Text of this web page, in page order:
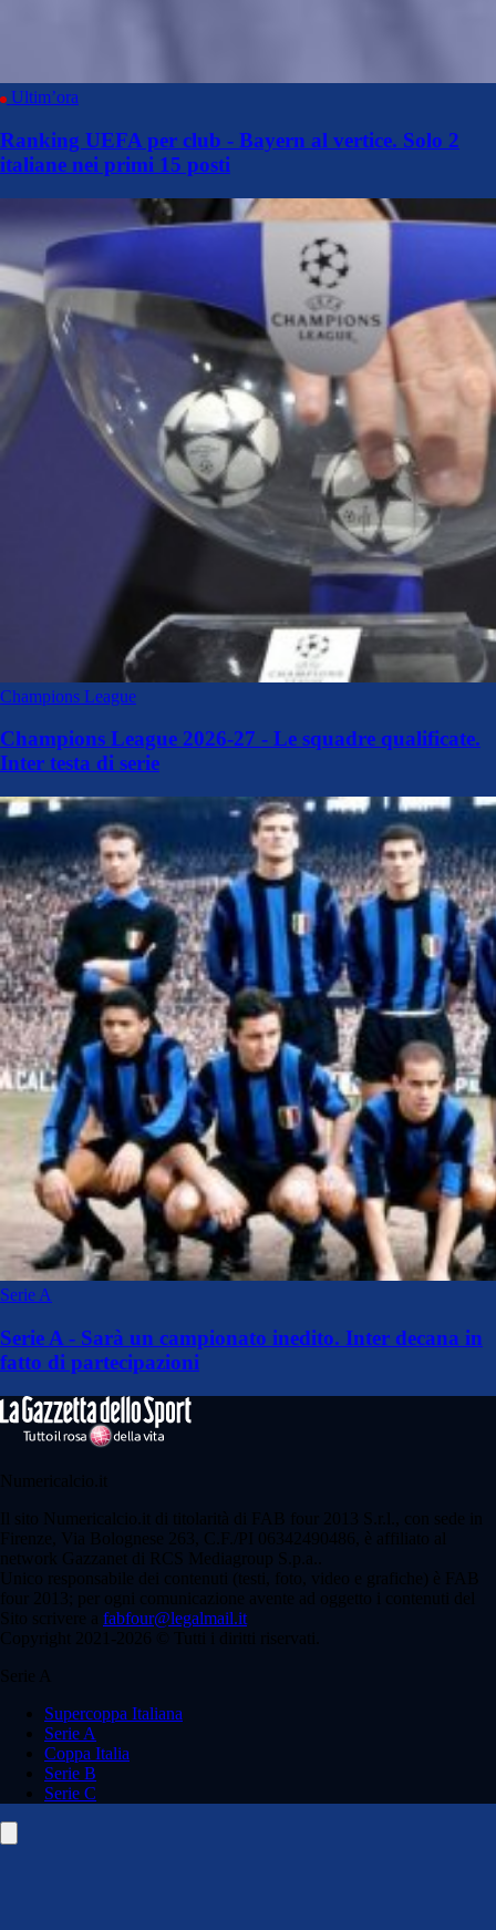
Ultim’ora
Ranking UEFA per club - Bayern al vertice. Solo 2
italiane nei primi 15 posti
Champions League
Champions League 2026-27 - Le squadre qualificate.
Inter testa di serie
Serie A
Serie A - Sarà un campionato inedito. Inter decana in
fatto di partecipazioni
Numericalcio.it
Il sito Numericalcio.it di titolarità di FAB four 2013 S.r.l., con sede in
Firenze, Via Bolognese 263, C.F./PI 06342490486, è affiliato al
network Gazzanet di RCS Mediagroup S.p.a..
Unico responsabile dei contenuti (testi, foto, video e grafiche) è FAB
four 2013; per ogni comunicazione avente ad oggetto i contenuti del
Sito scrivere a fabfour@legalmail.it
Copyright 2021-2026 © Tutti i diritti riservati.
Serie A
Supercoppa Italiana
Serie A
Coppa Italia
Serie B
Serie C